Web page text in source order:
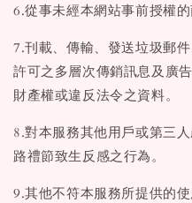
6.從事未經本網站事前授權的
7.刊載、傳輸、發送垃圾郵
許可之多層次傳銷訊息及廣
財產權或違反法令之資料。
8.對本服務其他用戶或第三
路禮節致生反感之行為。
9.其他不符本服務所提供的